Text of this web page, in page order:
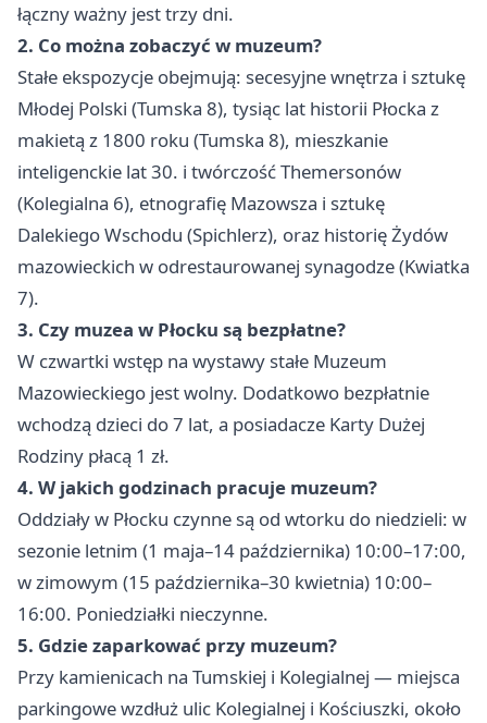
łączny ważny jest trzy dni.
2. Co można zobaczyć w muzeum?
Stałe ekspozycje obejmują: secesyjne wnętrza i sztukę
Młodej Polski (Tumska 8), tysiąc lat historii Płocka z
makietą z 1800 roku (Tumska 8), mieszkanie
inteligenckie lat 30. i twórczość Themersonów
(Kolegialna 6), etnografię Mazowsza i sztukę
Dalekiego Wschodu (Spichlerz), oraz historię Żydów
mazowieckich w odrestaurowanej synagodze (Kwiatka
7).
3. Czy muzea w Płocku są bezpłatne?
W czwartki wstęp na wystawy stałe Muzeum
Mazowieckiego jest wolny. Dodatkowo bezpłatnie
wchodzą dzieci do 7 lat, a posiadacze Karty Dużej
Rodziny płacą 1 zł.
4. W jakich godzinach pracuje muzeum?
Oddziały w Płocku czynne są od wtorku do niedzieli: w
sezonie letnim (1 maja–14 października) 10:00–17:00,
w zimowym (15 października–30 kwietnia) 10:00–
16:00. Poniedziałki nieczynne.
5. Gdzie zaparkować przy muzeum?
Przy kamienicach na Tumskiej i Kolegialnej — miejsca
parkingowe wzdłuż ulic Kolegialnej i Kościuszki, około